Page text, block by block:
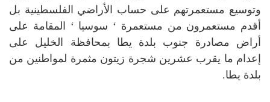
وتوسيع مستعمرتهم على حساب الأراضي الفلسطينية بل
أقدم مستعمرون من مستعمرة ‘ سوسيا ‘ المقامة على
أراض مصادرة جنوب بلدة يطا بمحافظة الخليل على
إعدام ما يقرب عشرين شجرة زيتون مثمرة لمواطنين من
بلدة يطا.